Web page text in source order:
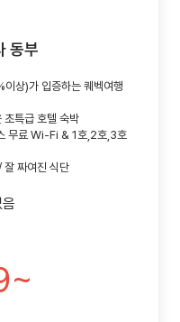
동부
상)가 입증하는 퀘벡여행
초특급 호텔 숙박
무료 Wi-Fi & 1호,2호,3호
잘 짜여진 식단